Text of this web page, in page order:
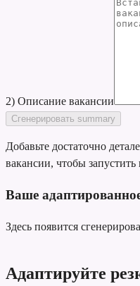
2) Описание вакансии
Сгенерировать summary
Добавьте достаточно
вакансии, чтобы
Ваше
Здесь появится
Адаптируйте